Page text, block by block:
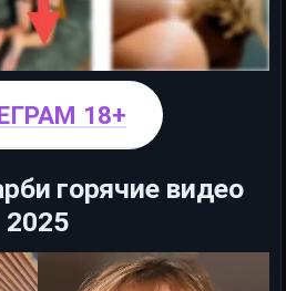
18+
горячие видео
2025